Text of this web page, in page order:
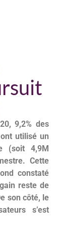
9,2% des
utilisé un
(soit 4,9M
Cette
constaté
reste de
son côté, le
s’est